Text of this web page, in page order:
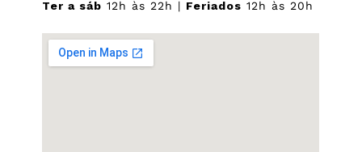
Ter a sáb 12h às 22h | Feriados 12h às 20h